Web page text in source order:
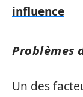
influence
Problèmes
Un des